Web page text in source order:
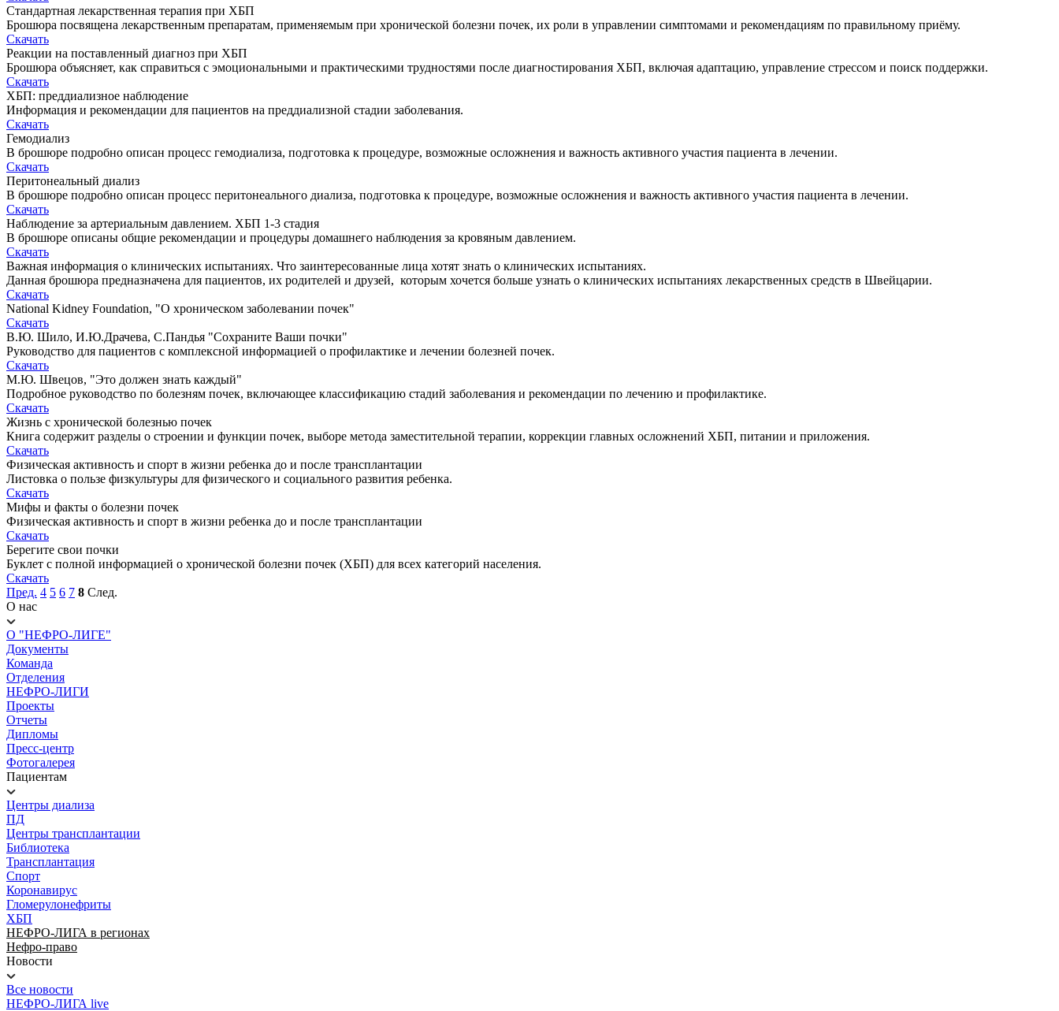
Стандартная лекарственная терапия при ХБП
Брошюра посвящена лекарственным препаратам, применяемым при хронической болезни почек, их роли в управлении симптомами и рекомендациям по правильному приёму.
Скачать
Реакции на поставленный диагноз при ХБП
Брошюра объясняет, как справиться с эмоциональными и практическими трудностями после диагностирования ХБП, включая адаптацию, управление стрессом и поиск поддержки.
Скачать
ХБП: преддиализное наблюдение
Информация и рекомендации для пациентов на преддиализной стадии заболевания.
Скачать
Гемодиализ
В брошюре подробно описан процесс гемодиализа, подготовка к процедуре, возможные осложнения и важность активного участия пациента в лечении.
Скачать
Перитонеальный диализ
В брошюре подробно описан процесс перитонеального диализа, подготовка к процедуре, возможные осложнения и важность активного участия пациента в лечении.
Скачать
Наблюдение за артериальным давлением. ХБП 1-3 стадия
В брошюре описаны общие рекомендации и процедуры домашнего наблюдения за кровяным давлением.
Скачать
Важная информация о клинических испытаниях. Что заинтересованные лица хотят знать о клинических испытаниях.
Данная брошюра предназначена для пациентов, их родителей и друзей, которым хочется больше узнать о клинических испытаниях лекарственных средств в Швейцарии.
Скачать
National Kidney Foundation, "О хроническом заболевании почек"
Скачать
В.Ю. Шило, И.Ю.Драчева, С.Пандья "Сохраните Ваши почки"
Руководство для пациентов с комплексной информацией о профилактике и лечении болезней почек.
Скачать
М.Ю. Швецов, "Это должен знать каждый"
Подробное руководство по болезням почек, включающее классификацию стадий заболевания и рекомендации по лечению и профилактике.
Скачать
Жизнь с хронической болезнью почек
Книга содержит разделы о строении и функции почек, выборе метода заместительной терапии, коррекции главных осложнений ХБП, питании и приложения.
Скачать
Физическая активность и спорт в жизни ребенка до и после трансплантации
Листовка о пользе физкультуры для физического и социального развития ребенка.
Скачать
Мифы и факты о болезни почек
Физическая активность и спорт в жизни ребенка до и после трансплантации
Скачать
Берегите свои почки
Буклет с полной информацией о хронической болезни почек (ХБП) для всех категорий населения.
Скачать
Пред. 4 5 6 7 8 След.
О нас
О "НЕФРО-ЛИГЕ"
Документы
Команда
Отделения
НЕФРО-ЛИГИ
Проекты
Отчеты
Дипломы
Пресс-центр
Фотогалерея
Пациентам
Центры диализа
ПД
Центры трансплантации
Библиотека
Трансплантация
Спорт
Коронавирус
Гломерулонефриты
ХБП
НЕФРО-ЛИГА в регионах
Нефро-право
Новости
Все новости
НЕФРО-ЛИГА live